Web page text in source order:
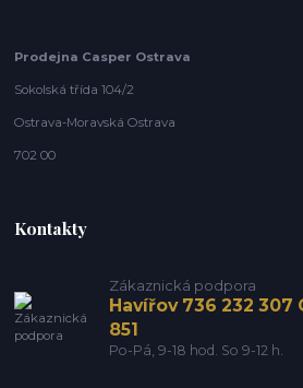
Prodejna Casper Ostrava
Sokolská třída 104/2
Ostrava-Moravská Ostrava
702 00
Kontakty
Zákaznická podpora
Havířov 736 232 307
851
Po-Pá, 9-18 hod. So 9-12 h.